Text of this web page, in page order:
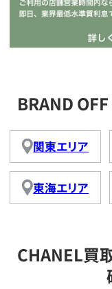
BRAND
関東エリア
東海エリア
CHANEL買